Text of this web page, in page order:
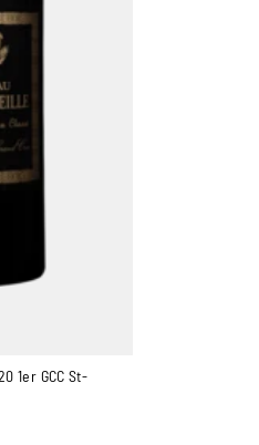
1er GCC St-